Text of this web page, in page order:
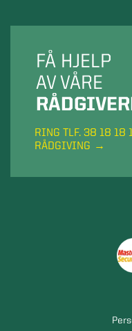
FÅ HJELP
AV VÅRE
RING TLF. 38 18 18
RÅDGIVING